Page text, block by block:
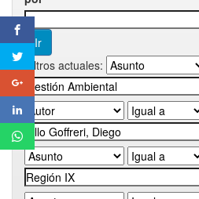
Filtros actuales: